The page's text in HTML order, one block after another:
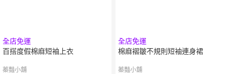
全店免運
百搭度假棉麻短袖上衣
蓁豔小舖
全店免運
棉麻褶皺不規則短袖連身裙
蓁豔小舖